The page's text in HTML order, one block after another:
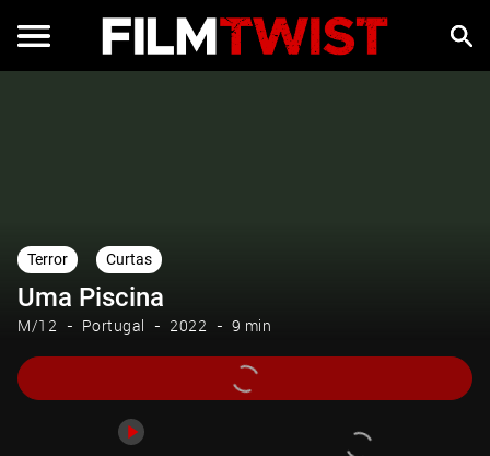
Terror Curtas
Uma Piscina
M/12 Portugal 2022 9 min